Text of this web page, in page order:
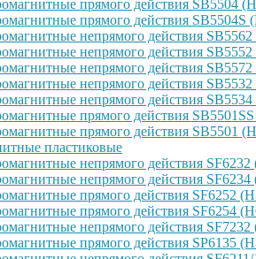
прямого действия SB5504
прямого действия SB5504S
непрямого действия
непрямого действия
непрямого действия
непрямого действия
непрямого действия
прямого действия
прямого действия SB5501
пластиковые
непрямого действия
непрямого действия
прямого действия SF6252
прямого действия SF6254
непрямого действия
прямого действия SP6135